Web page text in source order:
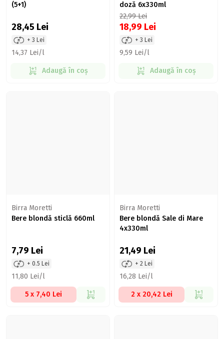
(5+1)
28,45 Lei
+ 3 Lei
14,37 Lei/l
Adaugă în coș
doză 6x330ml
22,99Lei
18,99 Lei
+ 3 Lei
9,59 Lei/l
Adaugă în coș
Birra Moretti
Bere blondă sticlă 660ml
7,79 Lei
+ 0.5 Lei
11,80 Lei/l
5 x 7,40 Lei
Birra Moretti
Bere blondă Sale di Mare
4x330ml
21,49 Lei
+ 2 Lei
16,28 Lei/l
2 x 20,42 Lei